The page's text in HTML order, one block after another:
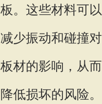
板。这些材料可以
减少振动和碰撞对
板材的影响，从而
降低损坏的风险。